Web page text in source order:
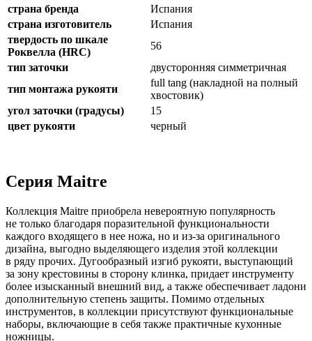
страна бренда
Испания
страна изготовитель
Испания
твердость по шкале
Роквелла (HRC)
56
тип заточки
двусторонняя симметричная
тип монтажа рукояти
full tang (накладной на полный
хвостовик)
угол заточки (градусы)
15
цвет рукояти
черный
Серия Maitre
Коллекция Maitre приобрела невероятную популярность
не только благодаря поразительной функциональности
каждого входящего в нее ножа, но и из-за оригинального
дизайна, выгодно выделяющего изделия этой коллекции
в ряду прочих. Дугообразный изгиб рукояти, выступающий
за зону крестовины в сторону клинка, придает инструменту
более изысканный внешний вид, а также обеспечивает ладони
дополнительную степень защиты. Помимо отдельных
инструментов, в коллекции присутствуют функциональные
наборы, включающие в себя также практичные кухонные
ножницы.